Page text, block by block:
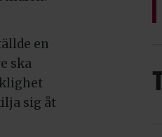
en
ska
sig åt